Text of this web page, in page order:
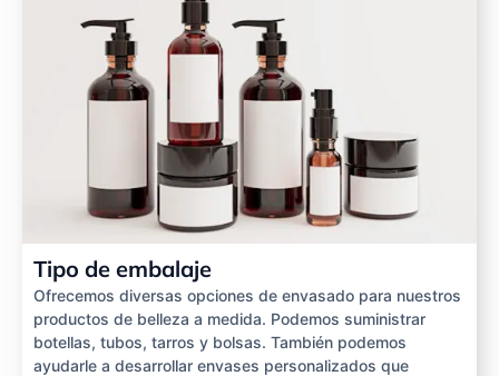
Tipo de embalaje
Ofrecemos diversas opciones de envasado para nuestros
productos de belleza a medida. Podemos suministrar
botellas, tubos, tarros y bolsas. También podemos
ayudarle a desarrollar envases personalizados que